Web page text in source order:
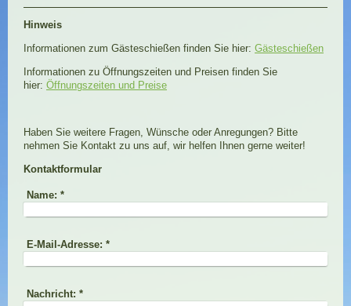
Hinweis
Informationen zum Gästeschießen finden Sie hier: Gästeschießen
Informationen zu Öffnungszeiten und Preisen finden Sie
hier: Öffnungszeiten und Preise
Haben Sie weitere Fragen, Wünsche oder Anregungen? Bitte
nehmen Sie Kontakt zu uns auf, wir helfen Ihnen gerne weiter!
Kontaktformular
Name: *
E-Mail-Adresse: *
Nachricht: *